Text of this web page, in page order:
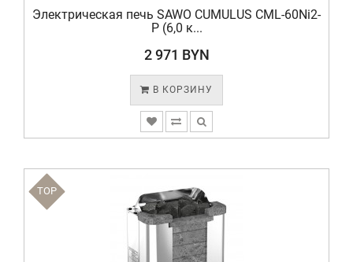
Электрическая печь SAWO CUMULUS CML-60Ni2-
P (6,0 к...
2 971 BYN
В КОРЗИНУ
TOP